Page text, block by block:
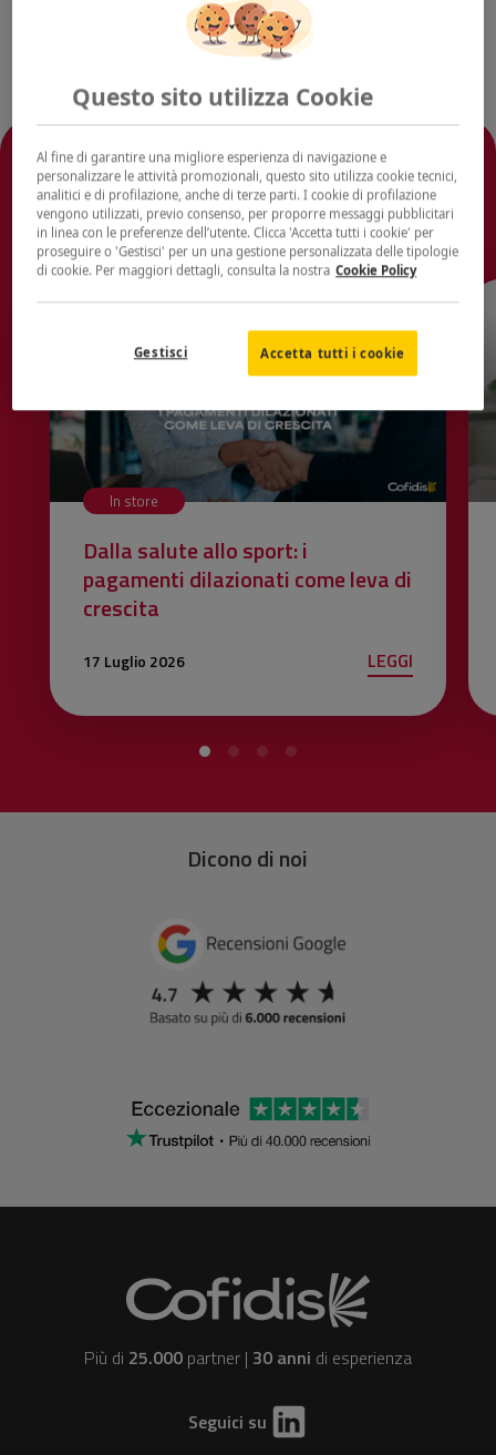
Ti potrebbe interessare
anche
In store
Dalla salute allo sport: i
pagamenti dilazionati come leva di
crescita
17 Luglio 2026 LEGGI
Dicono di noi
Più di 25.000partner | 30 anni di esperienza
Seguici su
Questo sito utilizza Cookie
Al fine di garantire una migliore esperienza di navigazione e
personalizzare le attività promozionali, questo sito utilizza cookie tecnici,
analitici e di profilazione, anche di terze parti. I cookie di profilazione
vengono utilizzati, previo consenso, per proporre messaggi pubblicitari
in linea con le preferenze dell’utente. Clicca 'Accetta tutti i cookie' per
proseguire o 'Gestisci' per un una gestione personalizzata delle tipologie
di cookie. Per maggiori dettagli, consulta la nostra Cookie Policy
Accetta tutti i cookie
Gestisci